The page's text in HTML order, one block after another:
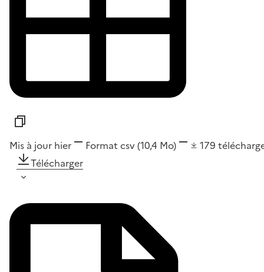
Mis à jour hier Format csv(10,4 Mo) 179
Télécharger